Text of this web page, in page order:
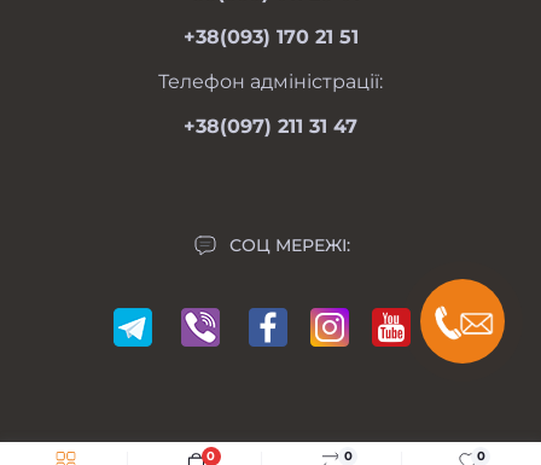
0 0
0
+38(093) 170 21 51
Телефон адміністрації:
+38(097) 211 31 47
СОЦ МЕРЕЖІ: